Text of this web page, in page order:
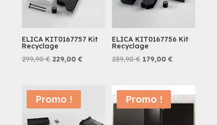
ELICA KIT0167757 Kit
Recyclage
299,90€ Le
était :
299,90 €.
229,00 €Le
ELICA KIT0167756 Kit
Recyclage
239,90€ Le
était :
239,90 €.
179,00€Le
est :
Promo ! Promo !